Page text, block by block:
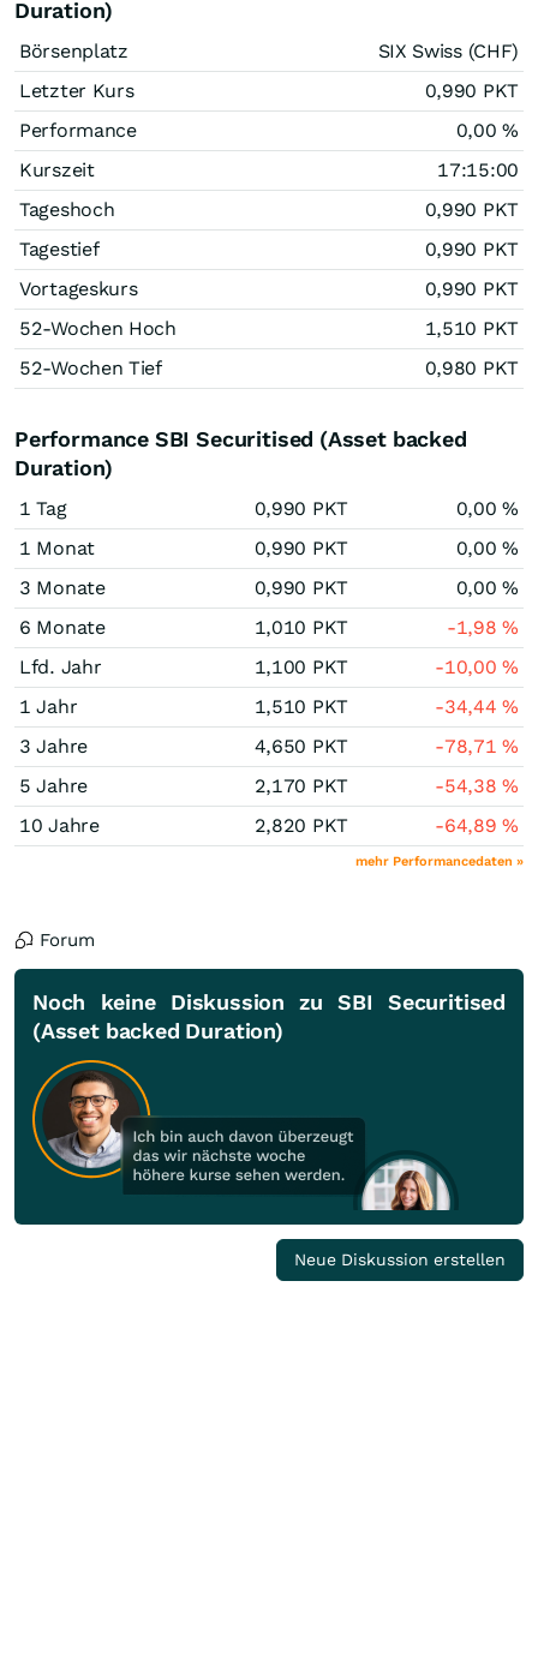
Duration)
Börsenplatz
SIX Swiss (CHF)
Letzter Kurs
0,990 PKT
Performance
0,00%
Kurszeit
17:15:00
Tageshoch
0,990 PKT
Tagestief
0,990 PKT
Vortageskurs
0,990 PKT
52-Wochen Hoch
1,510 PKT
52-Wochen Tief
0,980 PKT
Performance SBI Securitised (Asset backed
Duration)
1 Tag 0,990 PKT 0,00%
1 Monat
0,990 PKT 0,00%
3 Monate
0,990 PKT 0,00%
6 Monate
1,010 PKT -1,98%
Lfd. Jahr
1,100 PKT -10,00%
1 Jahr
1,510 PKT -34,44%
3 Jahre
4,650 PKT -78,71%
5 Jahre
2,170 PKT -54,38%
10 Jahre
2,820 PKT -64,89%
mehr Performancedaten »
Forum
Noch keine Diskussion zu SBI Securitised
(Asset backed Duration)
Neue Diskussion erstellen